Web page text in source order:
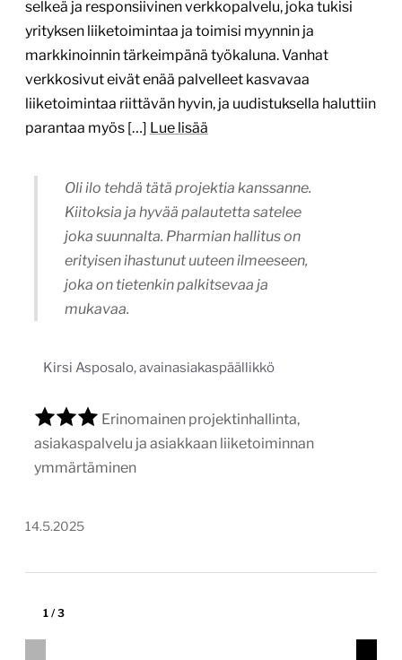
Kiitoksia ja hyvää palautetta satelee
joka suunnalta. Pharmian hallitus on
erityisen ihastunut uuteen ilmeeseen,
joka on tietenkin palkitsevaa ja
mukavaa.
Erinomainen projektinhallinta,
asiakaspalvelu ja asiakkaan liiketoiminnan
ymmärtäminen
1/3